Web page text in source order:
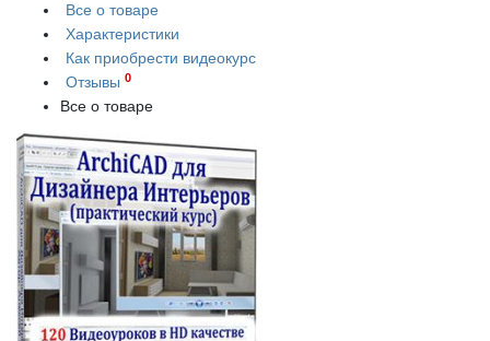
Все о товаре
Характеристики
Как приобрести видеокурс
Отзывы 0
Все о товаре